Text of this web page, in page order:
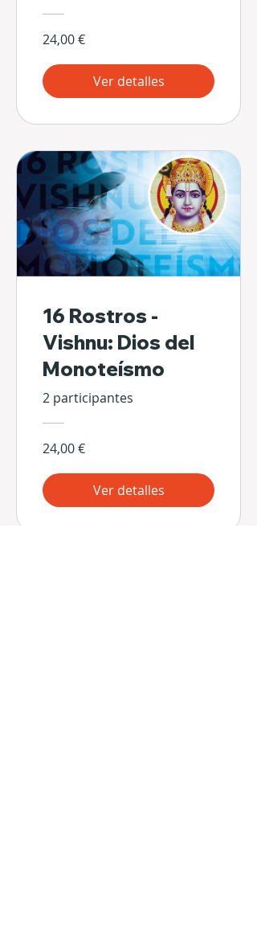
Mismos
24,00 €
Ver detalles
16 Rostros -
Vishnu: Dios del
Monoteísmo
2 participantes
24,00 €
Ver detalles